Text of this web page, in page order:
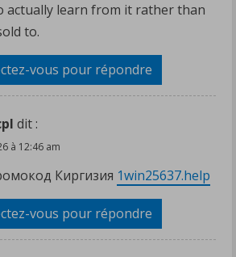
actually learn from it rather than
to.
vous pour répondre
dit :
à 12:46 am
Киргизия 1win25637.help
vous pour répondre